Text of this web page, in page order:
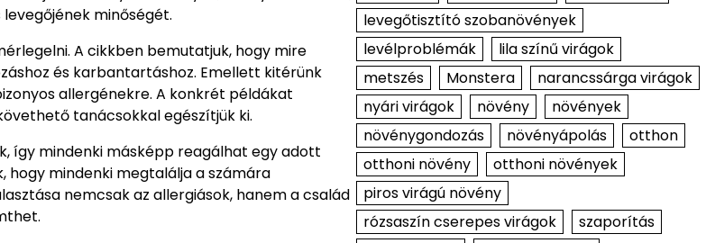
minőségét.
A cikkben bemutatjuk, hogy mire
és karbantartáshoz. Emellett kitérünk
allergénekre. A konkrét példákat
tanácsokkal egészítjük ki.
így mindenki másképp reagálhat egy adott
mindenki megtalálja a számára
nemcsak az allergiások, hanem a család
levegőtisztító szobanövények
levélproblémák
lila színű virágok
metszés
Monstera
narancssárga virágok
nyári virágok
növény
növények
növénygondozás
növényápolás
otthon
otthoni növény
otthoni növények
piros virágú növény
rózsaszín cserepes virágok
szaporítás